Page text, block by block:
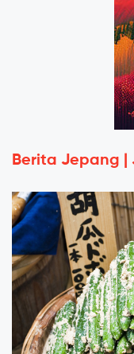
Berita Jepang